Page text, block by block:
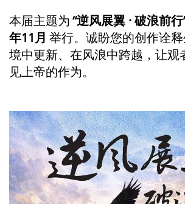
本届主题为“逆风展翼 · 破浪前行
年11月 举行。诚盼您的创作诠
境中更新、在风浪中跨越，让观
见上帝的作为。